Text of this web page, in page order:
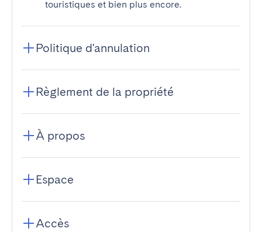
touristiques et bien plus encore.
Politique d'annulation
Règlement de la propriété
À propos
Espace
Accès